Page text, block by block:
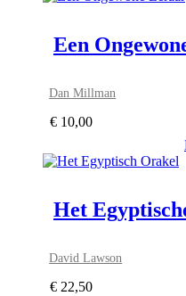
Een
Dan Millman
€ 10,00
Het
David Lawson
€ 22,50